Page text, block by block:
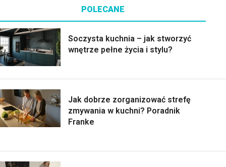
POLECANE
Soczysta kuchnia – jak stworzyć
wnętrze pełne życia i stylu?
Jak dobrze zorganizować strefę
zmywania w kuchni? Poradnik
Franke